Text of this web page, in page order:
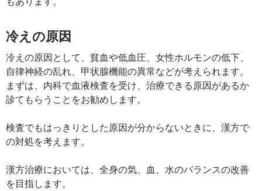
冷えの原因
冷えの原因として、貧血や低血圧、女性ホルモンの低下、
自律神経の乱れ、甲状腺機能の異常などが考えられます。
まずは、内科で血液検査を受け、治療できる原因があるか
診てもらうことをお勧めします。
検査でもはっきりとした原因が分からないときに、漢方で
の対処を考えます。
漢方治療においては、全身の気、血、水のバランスの改善
を目指します。